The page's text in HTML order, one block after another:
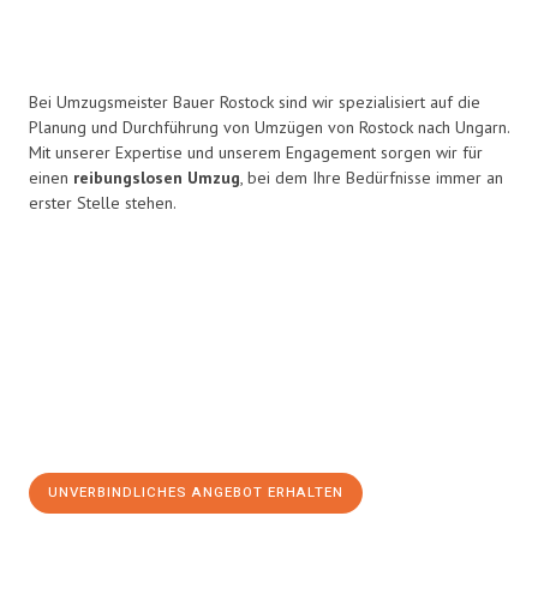
Bei Umzugsmeister Bauer Rostock sind wir spezialisiert auf die
Planung und Durchführung von Umzügen von Rostock nach Ungarn.
Mit unserer Expertise und unserem Engagement sorgen wir für
einen reibungslosen Umzug, bei dem Ihre Bedürfnisse immer an
erster Stelle stehen.
UNVERBINDLICHES ANGEBOT ERHALTEN